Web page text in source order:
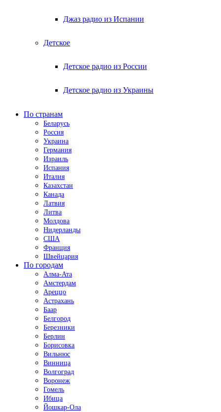
Джаз радио из Испании
Детское
Детское радио из России
Детское радио из Украины
По странам
Беларусь
Россия
Украина
Германия
Израиль
Испания
Италия
Казахстан
Канада
Латвия
Литва
Молдова
Нидерланды
США
Франция
Швейцария
По городам
Алма-Ата
Амстердам
Ареццо
Астрахань
Баар
Белгород
Березники
Берлин
Борисовка
Вильнюс
Винница
Волгоград
Воронеж
Гомель
Ибица
Йошкар-Ола